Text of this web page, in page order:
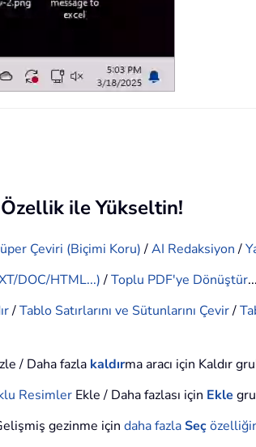
ile Yükseltin!
Çeviri (Biçimi Koru)/AI Redaksiyon/
DOC/HTML...)/Toplu PDF'ye Dönüştür...
/Tablo Satırlarını ve Sütunlarını Çevir/
/ Daha fazla kaldırma aracı için Kaldır
Resimler Ekle / Daha fazlası için Ekle
gezinme için daha fazlaSeç